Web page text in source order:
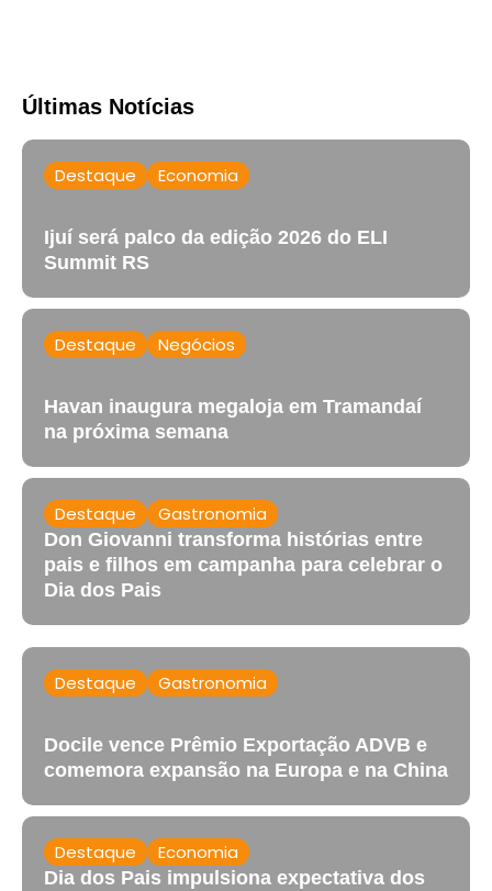
Últimas Notícias
Destaque Economia
Ijuí será palco da edição 2026 do ELI
Summit RS
Destaque Negócios
Havan inaugura megaloja em Tramandaí
na próxima semana
Destaque Gastronomia
Don Giovanni transforma histórias entre
pais e filhos em campanha para celebrar o
Dia dos Pais
Destaque Gastronomia
Docile vence Prêmio Exportação ADVB e
comemora expansão na Europa e na China
Destaque Economia
Dia dos Pais impulsiona expectativa dos